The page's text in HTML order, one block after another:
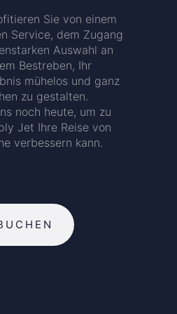
Sie von einem
Service, dem Zugang
Auswahl an
Bestreben, Ihr
mühelos und ganz
zu gestalten.
noch heute, um zu
Jet Ihre Reise von
verbessern kann.